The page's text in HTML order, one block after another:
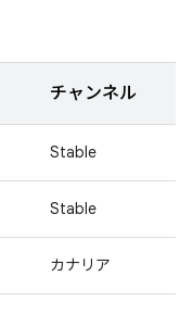
チャンネル
Stable
Stable
カナリア